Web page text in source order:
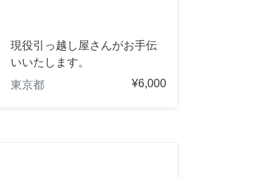
現役引っ越し屋さんがお手伝
いいたします。
東京都
¥6,000